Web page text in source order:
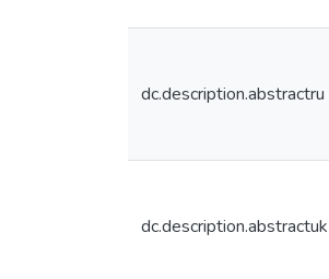
dc.description.abstractru
dc.description.abstractuk